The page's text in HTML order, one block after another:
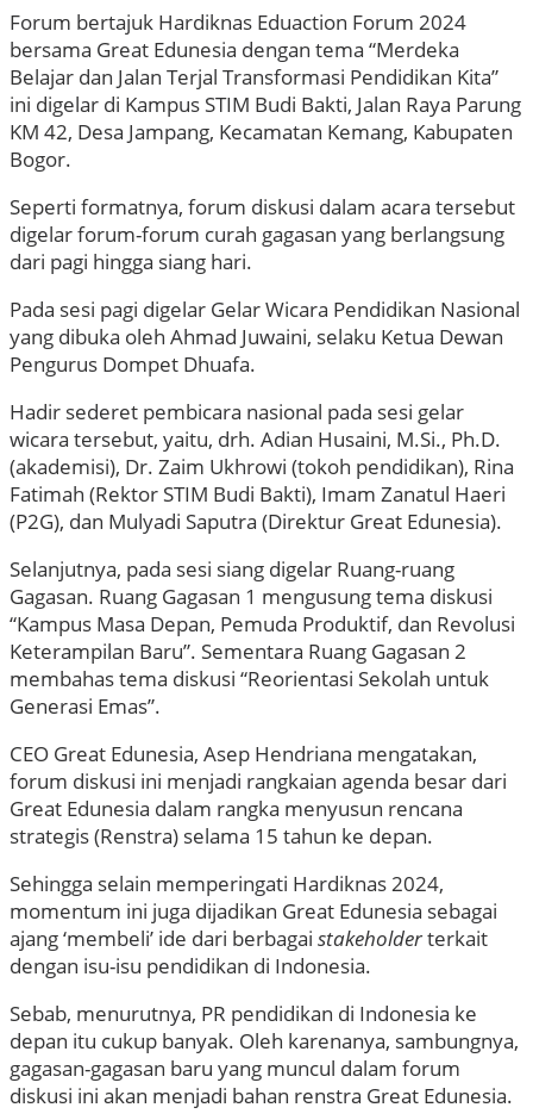
Forum bertajuk Hardiknas Eduaction Forum 2024
bersama Great Edunesia dengan tema “Merdeka
Belajar dan Jalan Terjal Transformasi Pendidikan Kita”
ini digelar di Kampus STIM Budi Bakti, Jalan Raya Parung
KM 42, Desa Jampang, Kecamatan Kemang, Kabupaten
Bogor.
Seperti formatnya, forum diskusi dalam acara tersebut
digelar forum-forum curah gagasan yang berlangsung
dari pagi hingga siang hari.
Pada sesi pagi digelar Gelar Wicara Pendidikan Nasional
yang dibuka oleh Ahmad Juwaini, selaku Ketua Dewan
Pengurus Dompet Dhuafa.
Hadir sederet pembicara nasional pada sesi gelar
wicara tersebut, yaitu, drh. Adian Husaini, M.Si., Ph.D.
(akademisi), Dr. Zaim Ukhrowi (tokoh pendidikan), Rina
Fatimah (Rektor STIM Budi Bakti), Imam Zanatul Haeri
(P2G), dan Mulyadi Saputra (Direktur Great Edunesia).
Selanjutnya, pada sesi siang digelar Ruang-ruang
Gagasan. Ruang Gagasan 1 mengusung tema diskusi
“Kampus Masa Depan, Pemuda Produktif, dan Revolusi
Keterampilan Baru”. Sementara Ruang Gagasan 2
membahas tema diskusi “Reorientasi Sekolah untuk
Generasi Emas”.
CEO Great Edunesia, Asep Hendriana mengatakan,
forum diskusi ini menjadi rangkaian agenda besar dari
Great Edunesia dalam rangka menyusun rencana
strategis (Renstra) selama 15 tahun ke depan.
Sehingga selain memperingati Hardiknas 2024,
momentum ini juga dijadikan Great Edunesia sebagai
ajang ‘membeli’ ide dari berbagai stakeholderterkait
dengan isu-isu pendidikan di Indonesia.
Sebab, menurutnya, PR pendidikan di Indonesia ke
depan itu cukup banyak. Oleh karenanya, sambungnya,
gagasan-gagasan baru yang muncul dalam forum
diskusi ini akan menjadi bahan renstra Great Edunesia.